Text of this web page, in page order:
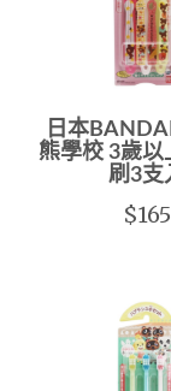
日本
熊學校 3歲以
刷3支
$165